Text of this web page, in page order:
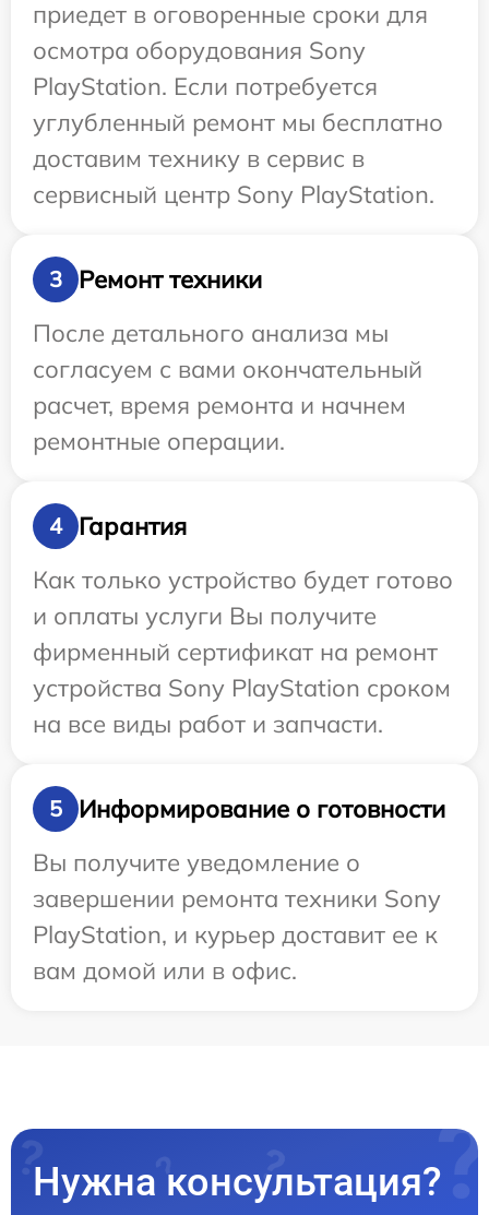
приедет в оговоренные сроки для
осмотра оборудования Sony
PlayStation. Если потребуется
углубленный ремонт мы бесплатно
доставим технику в сервис в
сервисный центр Sony PlayStation.
3
Ремонт техники
После детального анализа мы
согласуем с вами окончательный
расчет, время ремонта и начнем
ремонтные операции.
4
Гарантия
Как только устройство будет готово
и оплаты услуги Вы получите
фирменный сертификат на ремонт
устройства Sony PlayStation сроком
на все виды работ и запчасти.
5
Информирование о готовности
Вы получите уведомление о
завершении ремонта техники Sony
PlayStation, и курьер доставит ее к
вам домой или в офис.
Нужна консультация?